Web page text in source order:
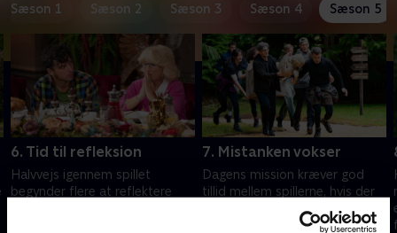
Sæson 1 Sæson 2 Sæson 3 Sæson 4 Sæson 5
6. Tid til refleksion
Halvvejs igennem spillet
begynder flere at reflektere
7. Mistanken vokser
Dagens mission kræver god
tillid mellem spillerne, hvis der
skal flere penge i puljen. Ved
Det runde bord vokser de